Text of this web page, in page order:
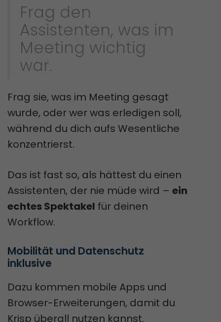
Frag den
Assistenten, was im
Meeting wichtig
war.
Frag sie, was im Meeting gesagt
wurde, oder wer was erledigen soll,
während du dich aufs Wesentliche
konzentrierst.
Das ist fast so, als hättest du einen
Assistenten, der nie müde wird – ein
echtes Spektakel für deinen
Workflow.
Mobilität und Datenschutz
inklusive
Dazu kommen mobile Apps und
Browser-Erweiterungen, damit du
Krisp überall nutzen kannst.